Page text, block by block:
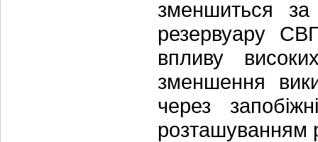
зменшиться
резервуару
впливу
зменшення
через
розташуванням